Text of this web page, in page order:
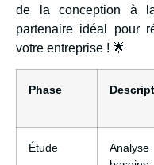
de la conception à
partenaire idéal pour
votre entreprise ! 🌟
Phase
Étude